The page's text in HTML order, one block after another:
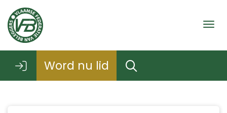
Word nu lid